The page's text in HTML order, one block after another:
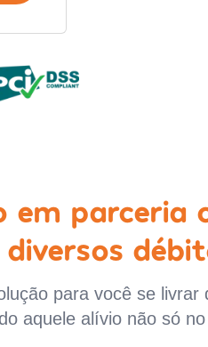
em
diversos
para você se
aquele alívio não só